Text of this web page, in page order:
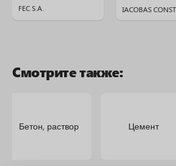
FEC S.A. IACOBAS
Смотрите также:
Бетон, раствор Цемент